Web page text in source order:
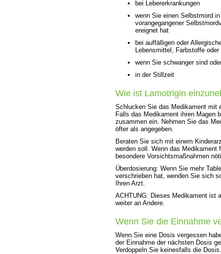
bei Lebererkrankungen
wenn Sie einen Selbstmord
vorangegangener
ereignet hat
bei auffälligen oder
Lebensmittel, Farbstoffe
wenn Sie schwanger sind
in der Stillzeit
Wie ist Lamotrigin
Schlucken Sie das Medikament mit
Falls das Medikament ihren Magen
zusammen ein. Nehmen Sie das
öfter als angegeben.
Beraten Sie sich mit einem
werden soll. Wenn das Medikament
besondere Vorsichtsmaßnahmen
Überdosierung: Wenn Sie mehr
verschrieben hat, wenden Sie sich
Ihren Arzt.
ACHTUNG: Dieses Medikament ist
weiter an Andere.
Wenn Sie die Einnahme
Wenn Sie eine Dosis vergessen
der Einnahme der nächsten Dosis
Verdoppeln Sie keinesfalls die Dosis.